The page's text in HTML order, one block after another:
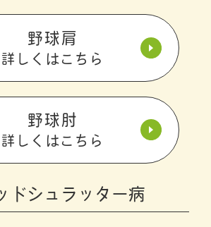
野球肩
詳しくはこちら
野球肘
詳しくはこちら
ドシュラッター病